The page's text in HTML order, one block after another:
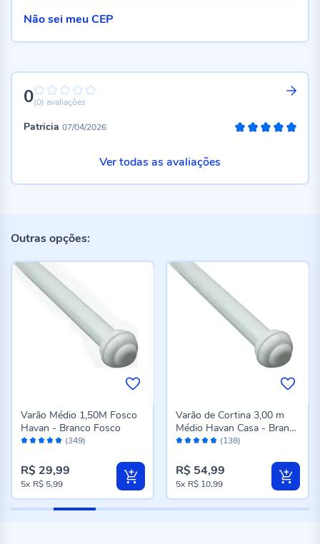
00%
(0) avaliações
Patricia 07/04/2026
Ver todas as avaliações
Não sei meu CEP
Outras opções:
Avaliação: (349)
Varão Médio 1,50M Fosco
Havan - Branco Fosco
R$ 29,99
5x R$ 5,99
Avaliação: (138)
Varão de Cortina 3,00 m
Médio Havan Casa - Branco
Fosco
R$ 54,99
5x R$ 10,99